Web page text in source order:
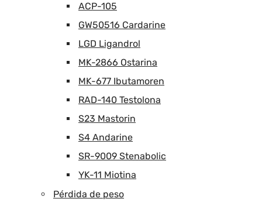
ACP-105
GW50516 Cardarine
LGD Ligandrol
MK-2866 Ostarina
MK-677 Ibutamoren
RAD-140 Testolona
S23 Mastorin
S4 Andarine
SR-9009 Stenabolic
YK-11 Miotina
Pérdida de peso